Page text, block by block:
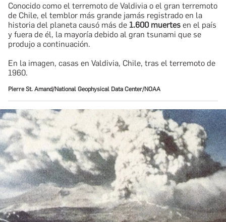
Conocido como el terremoto de Valdivia o el gran terremoto
de Chile, el temblor más grande jamás registrado en la
historia del planeta causó más de 1.600 muertes en el país
y fuera de él, la mayoría debido al gran tsunami que se
produjo a continuación.
En la imagen, casas en Valdivia, Chile, tras el terremoto de
1960.
Pierre St. Amand/National Geophysical Data Center/NOAA